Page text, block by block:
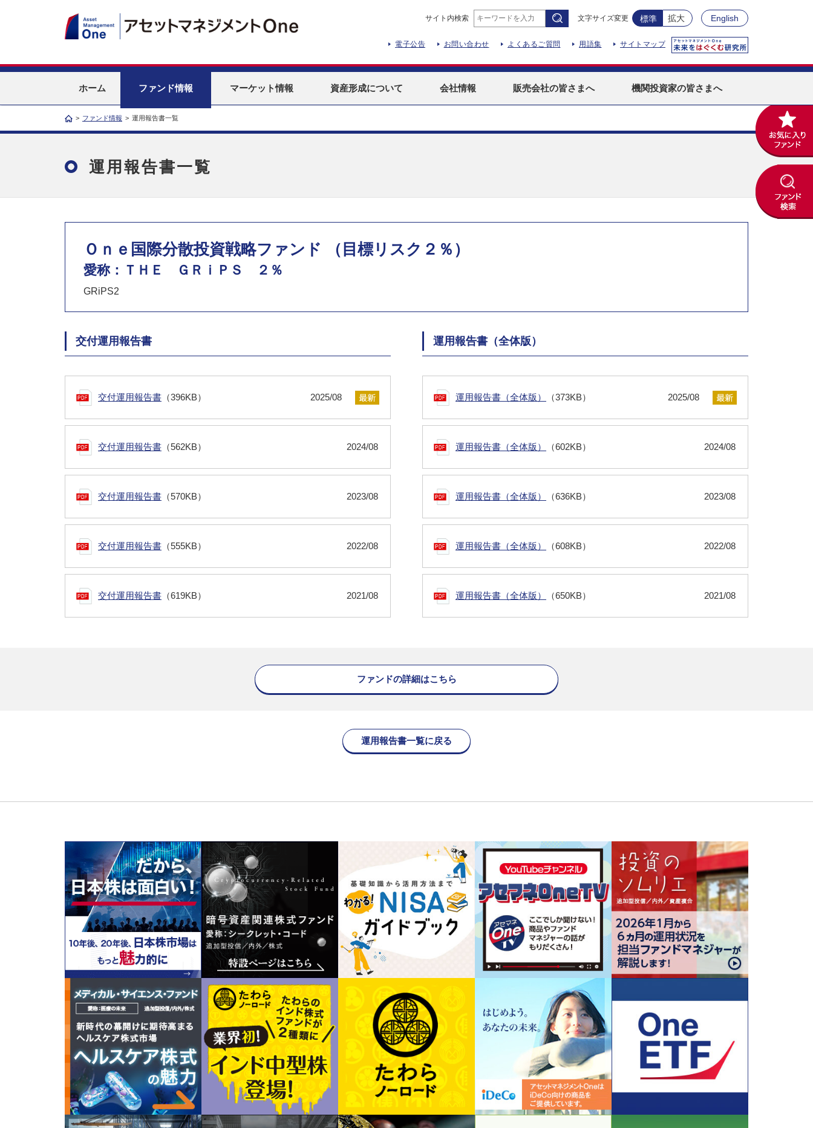
サイト内検索 文字サイズ変更 標準 拡大 English
電子公告 お問い合わせ よくあるご質問 用語集 サイトマップ
ホーム ファンド情報 マーケット情報 資産形成について 会社情報 販売会社の皆さまへ 機関投資家の皆さまへ
> ファンド情報 > 運用報告書一覧
運用報告書一覧
Ｏｎｅ国際分散投資戦略ファンド （目標リスク２％）
愛称：ＴＨＥ ＧＲｉＰＳ ２％
GRiPS2
交付運用報告書
交付運用報告書 （396KB） 2025/08
交付運用報告書 （562KB） 2024/08
交付運用報告書 （570KB） 2023/08
交付運用報告書 （555KB） 2022/08
交付運用報告書 （619KB） 2021/08
運用報告書（全体版）
運用報告書（全体版） （373KB） 2025/08
運用報告書（全体版） （602KB） 2024/08
運用報告書（全体版） （636KB） 2023/08
運用報告書（全体版） （608KB） 2022/08
運用報告書（全体版） （650KB） 2021/08
ファンドの詳細はこちら
運用報告書一覧に戻る